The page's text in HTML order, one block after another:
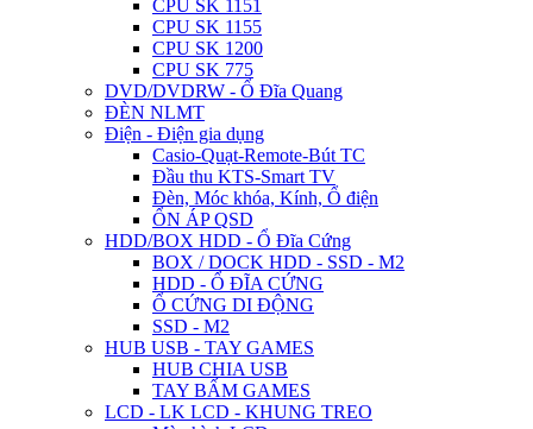
CPU SK 1151
CPU SK 1155
CPU SK 1200
CPU SK 775
DVD/DVDRW - Ổ Đĩa Quang
ĐÈN NLMT
Điện - Điện gia dụng
Casio-Quạt-Remote-Bút TC
Đầu thu KTS-Smart TV
Đèn, Móc khóa, Kính, Ổ điện
ỔN ÁP QSD
HDD/BOX HDD - Ổ Đĩa Cứng
BOX / DOCK HDD - SSD - M2
HDD - Ổ ĐĨA CỨNG
Ổ CỨNG DI ĐỘNG
SSD - M2
HUB USB - TAY GAMES
HUB CHIA USB
TAY BẤM GAMES
LCD - LK LCD - KHUNG TREO